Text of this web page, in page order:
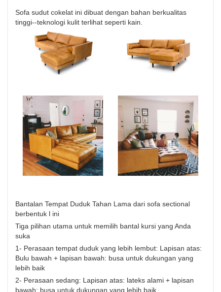
Sofa sudut cokelat ini dibuat dengan bahan berkualitas
tinggi--teknologi kulit terlihat seperti kain.
Bantalan Tempat Duduk Tahan Lama dari sofa sectional
berbentuk l ini
Tiga pilihan utama untuk memilih bantal kursi yang Anda
suka
1- Perasaan tempat duduk yang lebih lembut: Lapisan atas:
Bulu bawah + lapisan bawah: busa untuk dukungan yang
lebih baik
2- Perasaan sedang: Lapisan atas: lateks alami + lapisan
bawah: busa untuk dukungan yang lebih baik